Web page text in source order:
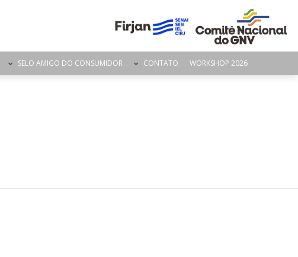
SELO AMIGO DO CONSUMIDOR CONTATO WORKSHOP 2026